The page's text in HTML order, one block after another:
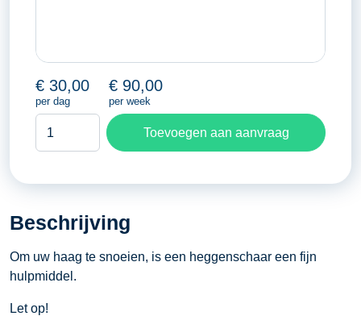
€ 30,00
per dag
€ 90,00
per week
Heggenschaar
Toevoegen aan aanvraag
Beschrijving
Om uw haag te snoeien, is een heggenschaar een fijn
hulpmiddel.
Let op!